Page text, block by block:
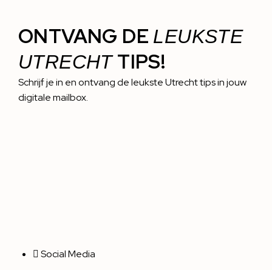
ONTVANG DE LEUKSTE
UTRECHTTIPS!
Schrijf je in en ontvang de leukste Utrecht tips in jouw
digitale mailbox.
Social Media